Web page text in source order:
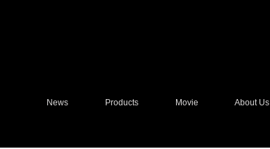
News Products Movie About Us